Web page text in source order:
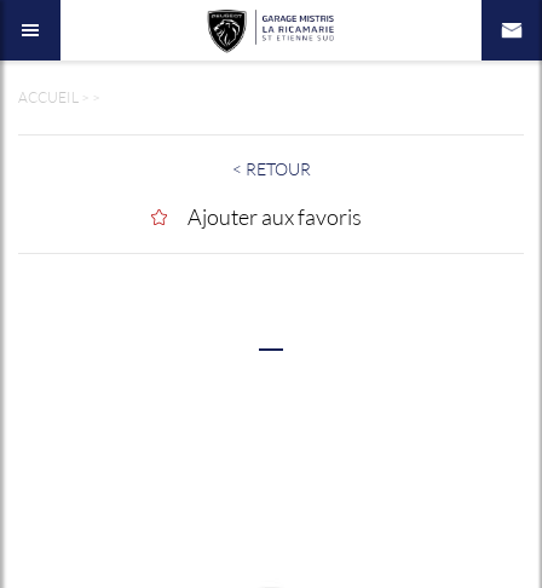
ACCUEIL
< RETOUR
Ajouter aux favoris